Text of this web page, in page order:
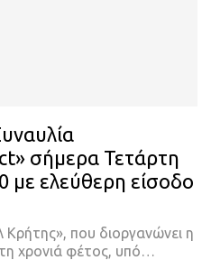
σήμερα Τετάρτη
με ελεύθερη είσοδο
Κρήτης», που διοργανώνει η
χρονιά φέτος, υπό…